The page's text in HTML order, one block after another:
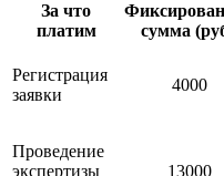
За что
платим
сумма
Регистрация
заявки
4000
Проведение
экспертизы
13000